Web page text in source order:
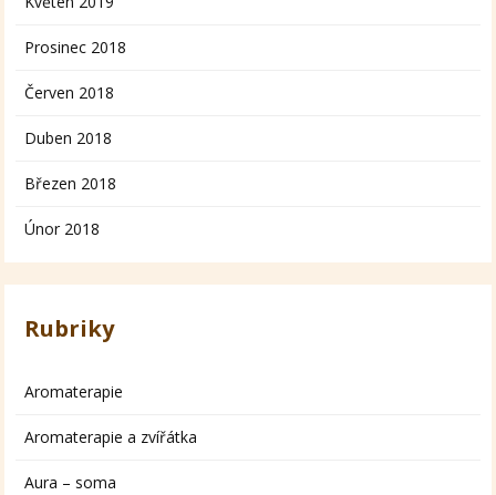
Prosinec 2018
Červen 2018
Duben 2018
Březen 2018
Únor 2018
Rubriky
Aromaterapie
Aromaterapie a zvířátka
Aura – soma